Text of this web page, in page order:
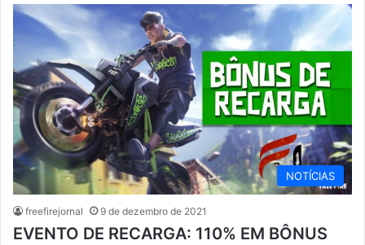
NOTÍCIAS
freefirejornal 9 de dezembro de 2021
EVENTO DE RECARGA: 110% EM BÔNUS